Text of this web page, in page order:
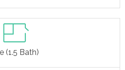
(1.5 Bath)